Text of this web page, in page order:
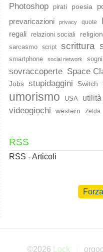
Photoshop pirati poesia
prevaricazioni privacy quote
regali relazioni sociali
sarcasmo
script scrittura
smartphone social network sogni
sovraccoperte Space
Jobs stupidaggini Switch
umorismo USA utilità
videogiochi western Zelda
RSS
RSS - Articoli
Forza
©2026 Lock